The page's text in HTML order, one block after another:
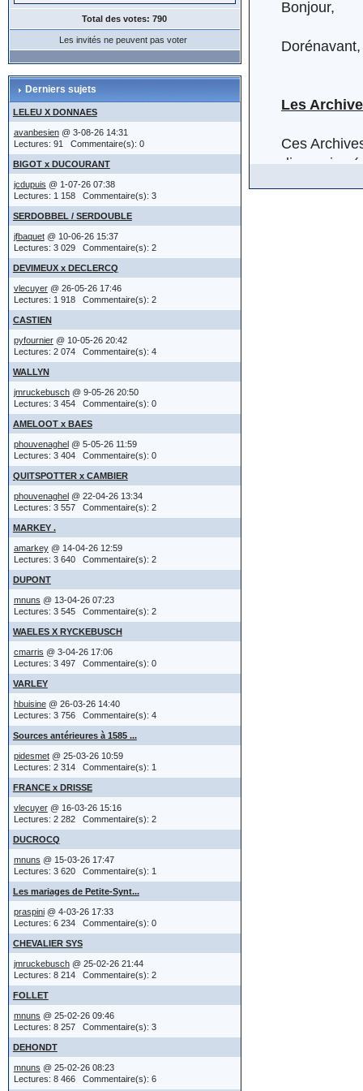
Total des votes: 790
Les invités ne peuvent pas voter
Derniers sujets
LELEU X DONNAES
avanbesien@ 3-08-26 14:31
Lectures: 91 Commentaire(s): 0
BIGOT x DUCOURANT
jcdupuis @ 1-07-26 07:38
Lectures: 1 158 Commentaire(s): 3
SERDOBBEL / SERDOUBLE
jfbaquet@ 10-06-26 15:37
Lectures: 3 029 Commentaire(s): 2
DEVIMEUX x DECLERCQ
vlecuyer@ 26-05-26 17:46
Lectures: 1 918 Commentaire(s): 2
CASTIEN
pyfournier@ 10-05-26 20:42
Lectures: 2 074 Commentaire(s): 4
WALLYN
jmruckebusch@ 9-05-26 20:50
Lectures: 3 454 Commentaire(s): 0
AMELOOT x BAES
phouvenaghel@ 5-05-26 11:59
Lectures: 3 404 Commentaire(s): 0
QUITSPOTTER x CAMBIER
phouvenaghel@ 22-04-26 13:34
Lectures: 3 557 Commentaire(s): 2
MARKEY .
amarkey@ 14-04-26 12:59
Lectures: 3 640 Commentaire(s): 2
DUPONT
mnuns @ 13-04-26 07:23
Lectures: 3 545 Commentaire(s): 2
WAELES X RYCKEBUSCH
cmarris @ 3-04-26 17:06
Lectures: 3 497 Commentaire(s): 0
VARLEY
hbuisine@ 26-03-26 14:40
Lectures: 3 756 Commentaire(s): 4
Sources antérieures à 1585 ...
pidesmet@ 25-03-26 10:59
Lectures: 2 314 Commentaire(s): 1
FRANCE x DRISSE
vlecuyer@ 16-03-26 15:16
Lectures: 2 282 Commentaire(s): 2
DUCROCQ
mnuns @ 15-03-26 17:47
Lectures: 3 620 Commentaire(s): 1
Les mariages de Petite-Synt...
praspini@ 4-03-26 17:33
Lectures: 6 234 Commentaire(s): 0
CHEVALIER SYS
jmruckebusch@ 25-02-26 21:44
Lectures: 8 214 Commentaire(s): 2
FOLLET
mnuns @ 25-02-26 09:46
Lectures: 8 257 Commentaire(s): 3
DEHONDT
mnuns @ 25-02-26 08:23
Lectures: 8 466 Commentaire(s): 6
->R E G L
->Légalité
-->G U I
Donc,
aider"
mise en
fenêtre
pouvez
Bonjour,
Les
Ces
discussion